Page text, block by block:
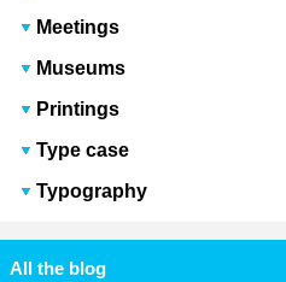
Meetings
Museums
Printings
Type case
Typography
All the blog